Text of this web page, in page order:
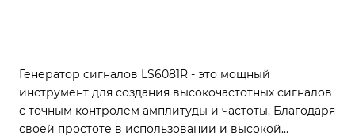
Генератор сигналов LS6081R - это мощный
инструмент для создания высокочастотных сигналов
с точным контролем амплитуды и частоты. Благодаря
своей простоте в использовании и высокой